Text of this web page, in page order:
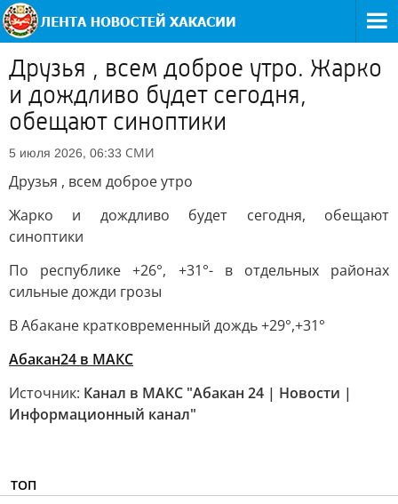
Друзья , всем доброе утро. Жарко
и дождливо будет сегодня,
обещают синоптики
5 июля 2026, 06:33 СМИ
Друзья , всем доброе утро
Жарко и дождливо будет сегодня, обещают
синоптики
По республике +26°, +31°- в отдельных районах
сильные дожди грозы
В Абакане кратковременный дождь +29°,+31°
Абакан24 в МАКС
Источник: Канал в МАКС "Абакан 24 | Новости |
Информационный канал"
ТОП